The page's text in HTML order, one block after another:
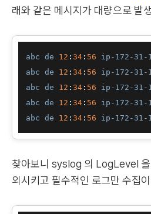
래와 같은 메시지가 대량으로 발
abc de 12 : 34: 56 ip-172-31-
abc de 12 : 34: 56 ip-172-31-
abc de 12 : 34: 56 ip-172-31-
abc de 12 : 34: 56 ip-172-31-
abc de 12 : 34: 56 ip-172-31-
찾아보니 syslog 의 LogLevel 을
외시키고 필수적인 로그만 수집